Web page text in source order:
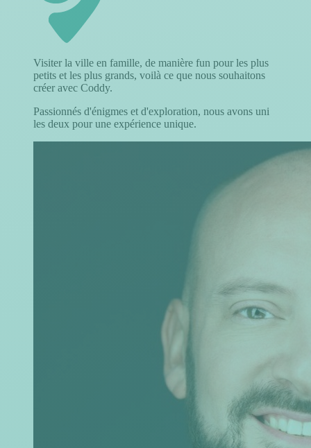
Visiter la ville en famille, de manière fun pour les plus
petits et les plus grands, voilà ce que nous souhaitons
créer avec Coddy.
Passionnés d'énigmes et d'exploration, nous avons uni
les deux pour une expérience unique.